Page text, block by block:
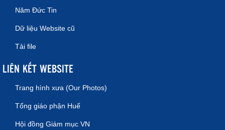
Năm Đức Tin
Dữ liệu Website cũ
Tải file
LIÊN KẾT WEBSITE
Trang hình xưa (Our Photos)
Tổng giáo phận Huế
Hội đồng Giám mục VN